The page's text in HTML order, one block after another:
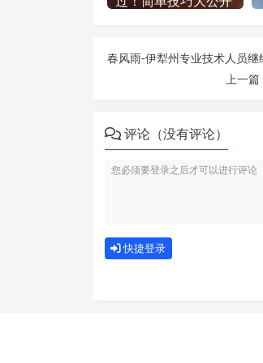
上一篇
评论（没有评论）
快捷登录